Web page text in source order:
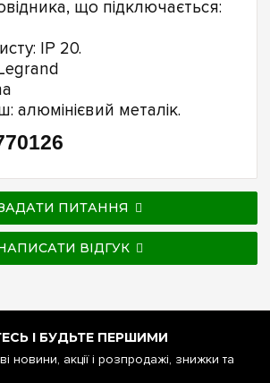
що підключається:
IP 20.
алюмінієвий металік.
ПИТАННЯ
ВІДГУК
І БУДЬТЕ ПЕРШИМИ
новини, акції і розпродажі, знижки та